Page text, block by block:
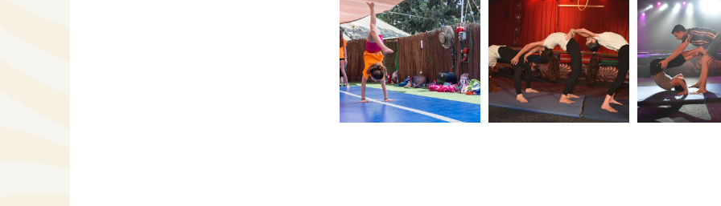
לפתיחת
התמונה
בגדול
-
+
לפתיחת
התמונה
בגדול
-
+
לפתיחת
התמונה
בגדול
-
+